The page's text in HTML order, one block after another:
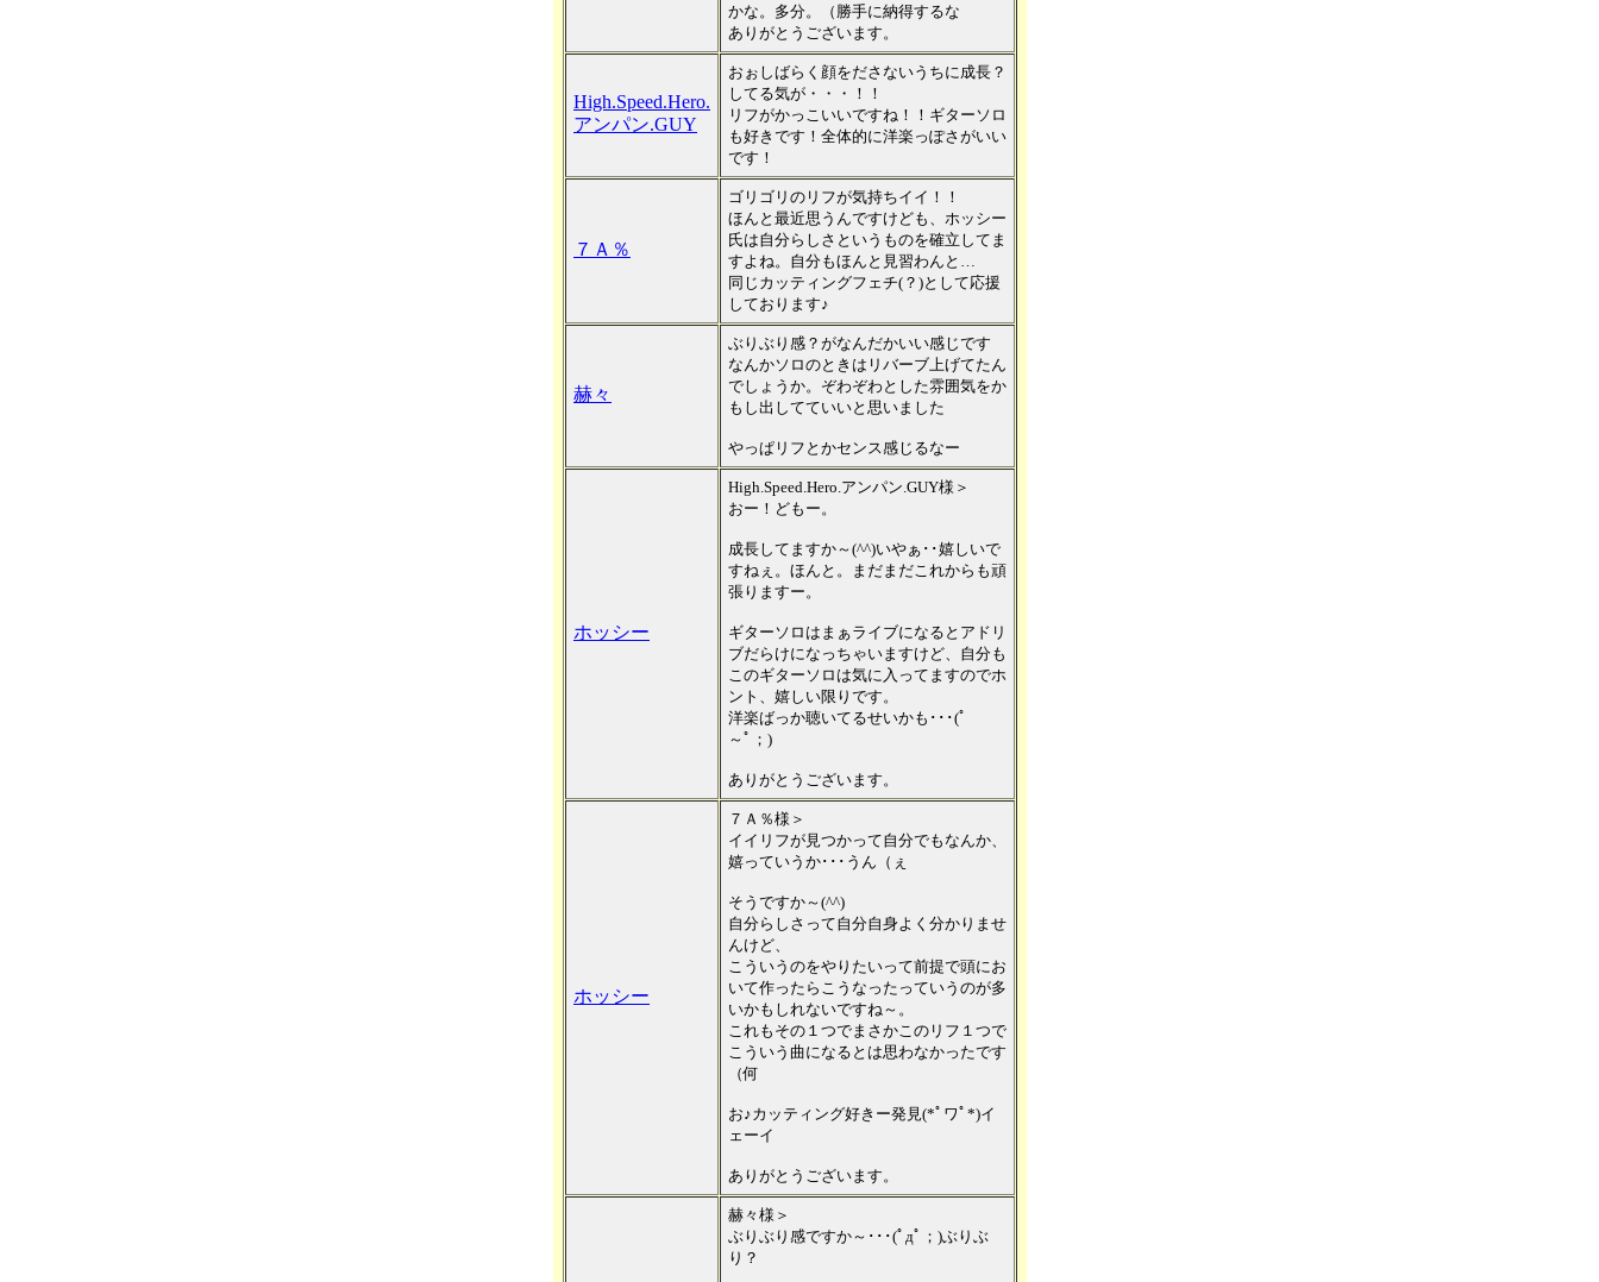
かな。多分。（勝手に納得するな
ありがとうございます。
High.Speed.Hero.
アンパン.GUY
おぉしばらく顔をださないうちに成長？
してる気が・・・！！
リフがかっこいいですね！！ギターソロ
も好きです！全体的に洋楽っぽさがいい
です！
７Ａ％
ゴリゴリのリフが気持ちイイ！！
ほんと最近思うんですけども、ホッシー
氏は自分らしさというものを確立してま
すよね。自分もほんと見習わんと…
同じカッティングフェチ(？)として応援
しております♪
赫々
ぶりぶり感？がなんだかいい感じです
なんかソロのときはリバーブ上げてたん
でしょうか。ぞわぞわとした雰囲気をか
もし出してていいと思いました
やっぱリフとかセンス感じるなー
ホッシー
High.Speed.Hero.アンパン.GUY様＞
おー！どもー。
成長してますか～(^^)いやぁ･･嬉しいで
すねぇ。ほんと。まだまだこれからも頑
張りますー。
ギターソロはまぁライブになるとアドリ
ブだらけになっちゃいますけど、自分も
このギターソロは気に入ってますのでホ
ント、嬉しい限りです。
洋楽ばっか聴いてるせいかも･･･(ﾟ
～ﾟ；)
ありがとうございます。
ホッシー
７Ａ％様＞
イイリフが見つかって自分でもなんか、
嬉っていうか･･･うん（ぇ
そうですか～(^^)
自分らしさって自分自身よく分かりませ
んけど、
こういうのをやりたいって前提で頭にお
いて作ったらこうなったっていうのが多
いかもしれないですね～。
これもその１つでまさかこのリフ１つで
こういう曲になるとは思わなかったです
（何
お♪カッティング好きー発見(*ﾟワﾟ*)イ
ェーイ
ありがとうございます。
赫々様＞
ぶりぶり感ですか～･･･(ﾟдﾟ；)ぶりぶ
り？